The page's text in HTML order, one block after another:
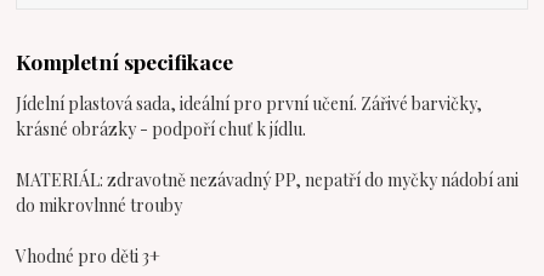
Kompletní specifikace
Jídelní plastová sada, ideální pro první učení. Zářivé barvičky,
krásné obrázky - podpoří chuť k jídlu.
MATERIÁL: zdravotně nezávadný PP, nepatří do myčky nádobí ani
do mikrovlnné trouby
Vhodné pro děti 3+